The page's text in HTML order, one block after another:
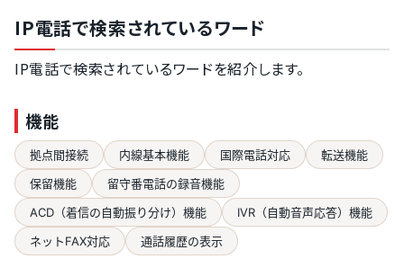
IP電話で検索されているワード
IP電話で検索されているワードを紹介します。
機能
拠点間接続 内線基本機能 国際電話対応
転送機能
保留機能
留守番電話の録音機能
ACD（着信の自動振り分け）機能
IVR（自動音声応答）機能
ネットFAX対応
通話履歴の表示